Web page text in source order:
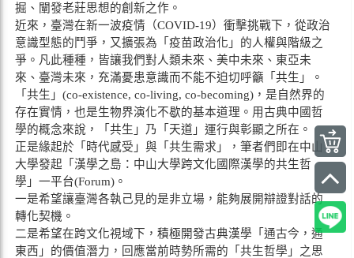
掘、闡發老莊思想的創新之作。
近來，臺灣在新一波疫情（COVID-19）衝擊挑戰下，從政治
意識型態的鬥爭，又擴張為「疫苗政治化」的人權與階級之
爭。凡此種種，皆讓我們對人類未來、美中未來、東亞未
來、臺灣未來，充滿憂患意識而不能不迫切呼籲「共生」。
「共生」(co-existence, co-living, co-becoming)，是自然界的
存在實情，也是生物界演化不歇的基本道理。用古典中國哲
學的概念來說，「共生」乃「天道」運行與彰顯之所在。
正是緣起於「時代感受」與「共生需求」，筆者們即在中山
大學發起「漢學之島：中山大學跨文化國際漢學的共生哲
學」一平台(Forum)。
一是希望讓臺灣各執己見的是非立場，能夠展開辯證對話的
轉化契機。
二是希望在跨文化視域下，積極開發古典漢學「通古今，通
東西」的價值潛力，回應當前時勢所需的「共生哲學」之思